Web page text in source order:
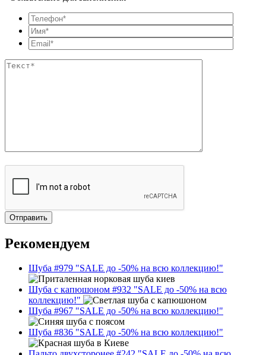
Рекомендуем
Шуба #979 "SALE до -50% на всю коллекцию!"
Шуба с капюшоном #932 "SALE до -50% на всю
коллекцию!"
Шуба #967 "SALE до -50% на всю коллекцию!"
Шуба #836 "SALE до -50% на всю коллекцию!"